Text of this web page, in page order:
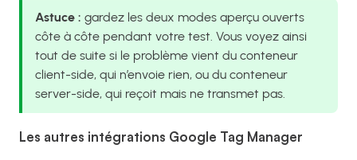
Astuce : gardez les deux modes aperçu ouverts
côte à côte pendant votre test. Vous voyez ainsi
tout de suite si le problème vient du conteneur
client-side, qui n’envoie rien, ou du conteneur
server-side, qui reçoit mais ne transmet pas.
Les autres intégrations Google Tag Manager